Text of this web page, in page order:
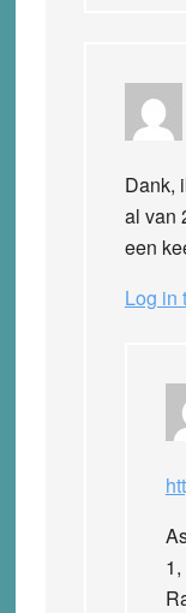
Dank,
al van
een
Log in